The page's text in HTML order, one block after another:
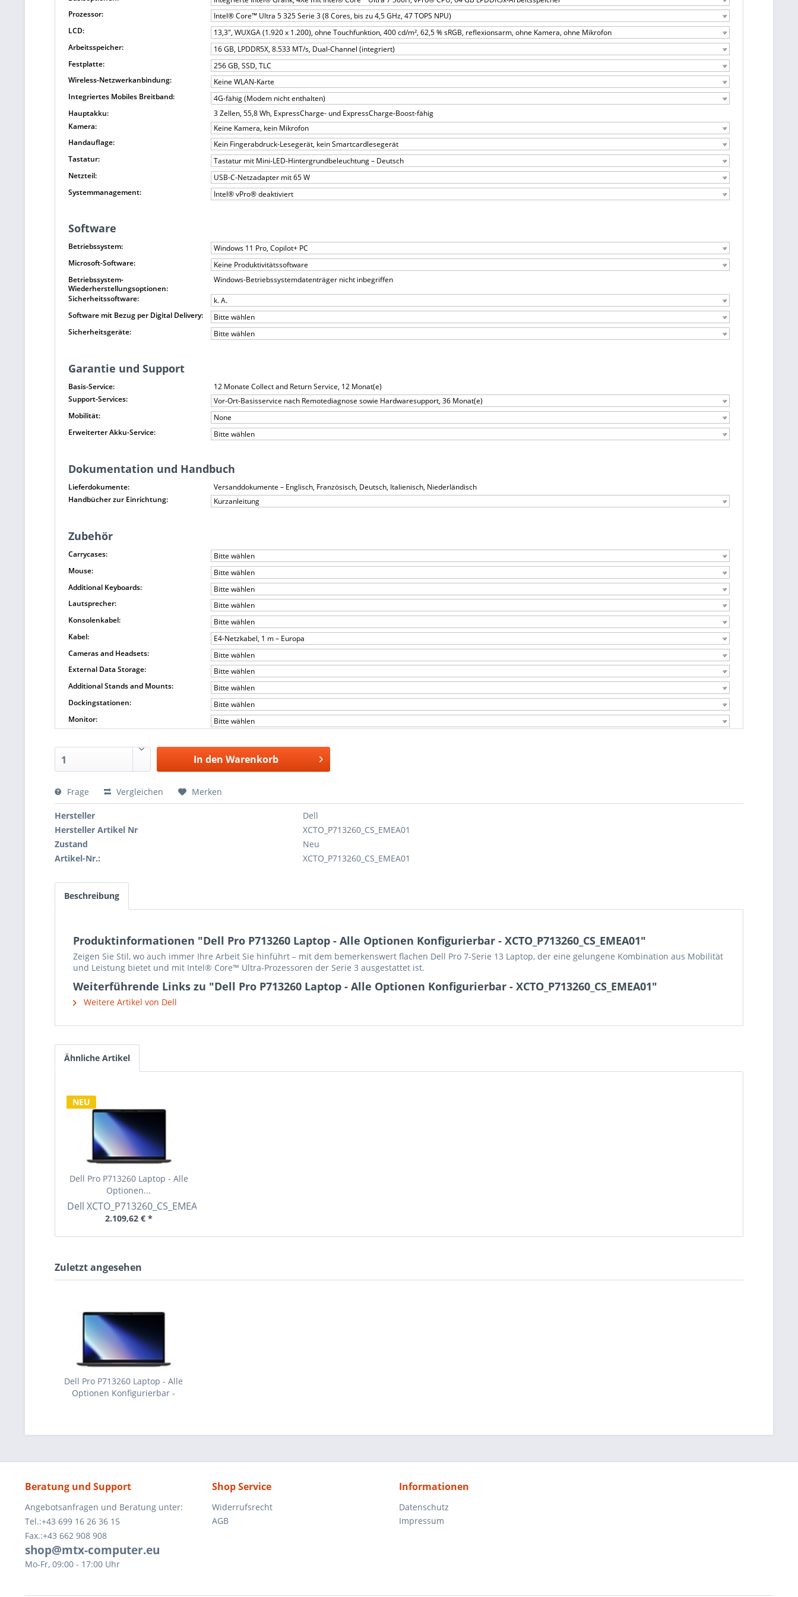
Prozessor:
Intel® Core™ Ultra 5 325 Serie 3 (8 Cores, bis zu 4,5 GHz, 47 TOPS NPU)
LCD:
13,3", WUXGA (1.920 x 1.200), ohne Touchfunktion, 400 cd/m², 62,5 % sRGB, reflexionsarm, ohne Kamera, ohne Mikrofon
Arbeitsspeicher:
16 GB, LPDDR5X, 8.533 MT/s, Dual-Channel (integriert)
Festplatte:
256 GB, SSD, TLC
Wireless-Netzwerkanbindung:
Keine WLAN-Karte
Integriertes Mobiles Breitband:
4G-fähig (Modem nicht enthalten)
Hauptakku:
3 Zellen, 55,8 Wh, ExpressCharge- und ExpressCharge-Boost-fähig
Kamera:
Keine Kamera, kein Mikrofon
Handauflage:
Kein Fingerabdruck-Lesegerät, kein Smartcardlesegerät
Tastatur:
Tastatur mit Mini-LED-Hintergrundbeleuchtung – Deutsch
Netzteil:
USB-C-Netzadapter mit 65 W
Systemmanagement:
Intel® vPro® deaktiviert
Software
Betriebssystem:
Windows 11 Pro, Copilot+ PC
Microsoft-Software:
Keine Produktivitätssoftware
Betriebssystem-
Wiederherstellungsoptionen:
Windows-Betriebssystemdatenträger nicht inbegriffen
Sicherheitssoftware:
k. A.
Software mit Bezug per Digital Delivery:
Bitte wählen
Sicherheitsgeräte:
Bitte wählen
Garantie und Support
Basis-Service:
12 Monate Collect and Return Service, 12 Monat(e)
Support-Services:
Vor-Ort-Basisservice nach Remotediagnose sowie Hardwaresupport, 36 Monat(e)
Mobilität:
None
Erweiterter Akku-Service:
Bitte wählen
Dokumentation und Handbuch
Lieferdokumente:
Versanddokumente – Englisch, Französisch, Deutsch, Italienisch, Niederländisch
Handbücher zur Einrichtung:
Kurzanleitung
Zubehör
Carrycases:
Bitte wählen
Mouse:
Bitte wählen
Additional Keyboards:
Bitte wählen
Lautsprecher:
Bitte wählen
Konsolenkabel:
Bitte wählen
Kabel:
E4-Netzkabel, 1 m – Europa
Cameras and Headsets:
Bitte wählen
External Data Storage:
Bitte wählen
Additional Stands and Mounts:
Bitte wählen
Dockingstationen:
Bitte wählen
Monitor:
Bitte wählen
1 In den Warenkorb
Frage Vergleichen Merken
Hersteller
Dell
Hersteller Artikel Nr
XCTO_P713260_CS_EMEA01
Zustand
Neu
Artikel-Nr.:
XCTO_P713260_CS_EMEA01
Beschreibung
Produktinformationen "Dell Pro P713260 Laptop - Alle Optionen Konfigurierbar - XCTO_P713260_CS_EMEA01"
Zeigen Sie Stil, wo auch immer Ihre Arbeit Sie hinführt – mit dem bemerkenswert flachen Dell Pro 7-Serie 13 Laptop, der eine gelungene Kombination aus Mobilität
und Leistung bietet und mit Intel® Core™ Ultra-Prozessoren der Serie 3 ausgestattet ist.
Weiterführende Links zu "Dell Pro P713260 Laptop - Alle Optionen Konfigurierbar - XCTO_P713260_CS_EMEA01"
Weitere Artikel von Dell
Ähnliche Artikel
NEU
Dell Pro P713260 Laptop - Alle
Optionen...
Dell XCTO_P713260_CS_EMEA
2.109,62 € *
Zuletzt angesehen
Dell Pro P713260 Laptop - Alle
Optionen Konfigurierbar -
Beratung und Support
Angebotsanfragen und Beratung unter:
Tel.:+43 699 16 26 36 15
Fax.:+43 662 908 908
shop@mtx-computer.eu
Mo-Fr, 09:00 - 17:00 Uhr
Shop Service
Widerrufsrecht
AGB
Informationen
Datenschutz
Impressum